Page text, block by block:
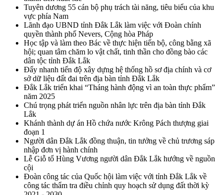
Tuyên dương 55 cán bộ phụ trách tài năng, tiêu biểu của khu
vực phía Nam
Lãnh đạo UBND tỉnh Đắk Lắk làm việc với Đoàn chính
quyền thành phố Nevers, Cộng hòa Pháp
Học tập và làm theo Bác về thực hiện tiến bộ, công bằng xã
hội; quan tâm chăm lo vật chất, tinh thần cho đồng bào các
dân tộc tỉnh Đắk Lắk
Đẩy nhanh tiến độ xây dựng hệ thống hồ sơ địa chính và cơ
sở dữ liệu đất đai trên địa bàn tỉnh Đắk Lắk
Đắk Lắk triển khai “Tháng hành động vì an toàn thực phẩm”
năm 2025
Chú trọng phát triển nguồn nhân lực trên địa bàn tỉnh Đắk
Lắk
Khánh thành dự án Hồ chứa nước Krông Pách thượng giai
đoạn 1
Người dân Đắk Lắk đồng thuận, tin tưởng về chủ trương sáp
nhập đơn vị hành chính
Lễ Giỗ tổ Hùng Vương người dân Đắk Lắk hướng về nguồn
cội
Đoàn công tác của Quốc hội làm việc với tỉnh Đắk Lắk về
công tác thẩm tra điều chỉnh quy hoạch sử dụng đất thời kỳ